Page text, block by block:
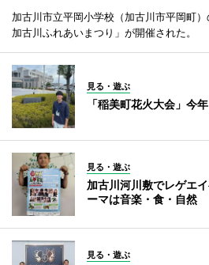
加古川市立平岡小学校（加古川市平岡町
加古川ふれあいまつり」が開催された。
見る・遊ぶ
「稲美町花火大会」今
見る・遊ぶ
加古川河川敷でレゲエ
ーマは音楽・食・自然
見る・遊ぶ